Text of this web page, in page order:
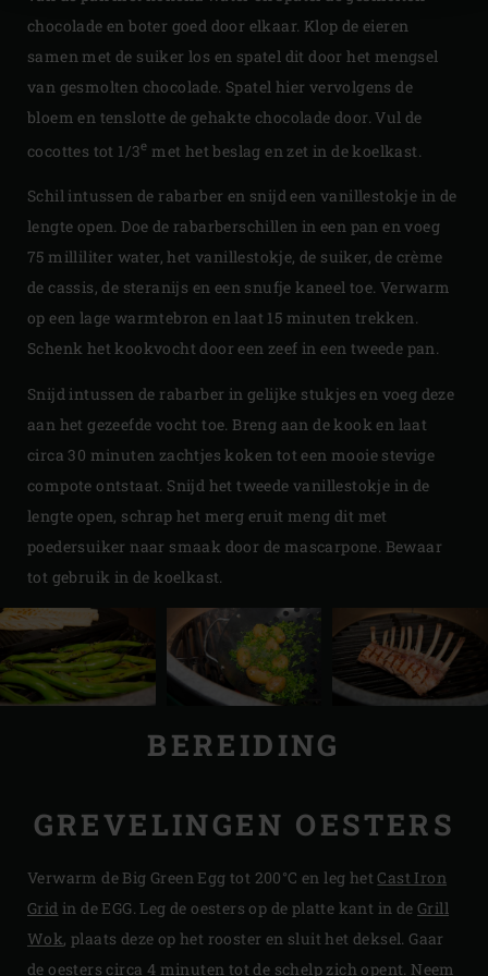
chocolade en boter goed door elkaar. Klop de eieren
samen met de suiker los en spatel dit door het mengsel
van gesmolten chocolade. Spatel hier vervolgens de
bloem en tenslotte de gehakte chocolade door. Vul de
cocottes tot 1/3e met het beslag en zet in de koelkast.
Schil intussen de rabarber en snijd een vanillestokje in de
lengte open. Doe de rabarberschillen in een pan en voeg
75 milliliter water, het vanillestokje, de suiker, de crème
de cassis, de steranijs en een snufje kaneel toe. Verwarm
op een lage warmtebron en laat 15 minuten trekken.
Schenk het kookvocht door een zeef in een tweede pan.
Snijd intussen de rabarber in gelijke stukjes en voeg deze
aan het gezeefde vocht toe. Breng aan de kook en laat
circa 30 minuten zachtjes koken tot een mooie stevige
compote ontstaat. Snijd het tweede vanillestokje in de
lengte open, schrap het merg eruit meng dit met
poedersuiker naar smaak door de mascarpone. Bewaar
tot gebruik in de koelkast.
BEREIDING
GREVELINGEN OESTERS
Verwarm de Big Green Egg tot 200°C en leg hetCast Iron
Grid in de EGG. Leg de oesters op de platte kant in deGrill
Wok, plaats deze op het rooster en sluit het deksel. Gaar
de oesters circa 4 minuten tot de schelp zich opent. Neem